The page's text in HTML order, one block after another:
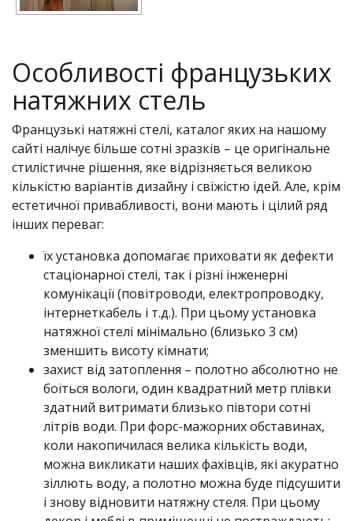
Особливості французьких
натяжних стель
Французькі натяжні стелі, каталог яких на нашому
сайті налічує більше сотні зразків – це оригінальне
стилістичне рішення, яке відрізняється великою
кількістю варіантів дизайну і свіжістю ідей. Але, крім
естетичної привабливості, вони мають і цілий ряд
інших переваг:
їх установка допомагає приховати як дефекти
стаціонарної стелі, так і різні інженерні
комунікації (повітроводи, електропроводку,
інтернеткабель і т.д.). При цьому установка
натяжної стелі мінімально (близько 3 см)
зменшить висоту кімнати;
захист від затоплення – полотно абсолютно не
боїться вологи, один квадратний метр плівки
здатний витримати близько півтори сотні
літрів води. При форс-мажорних обставинах,
коли накопичилася велика кількість води,
можна викликати наших фахівців, які акуратно
зіллють воду, а полотно можна буде підсушити
і знову відновити натяжну стеля. При цьому